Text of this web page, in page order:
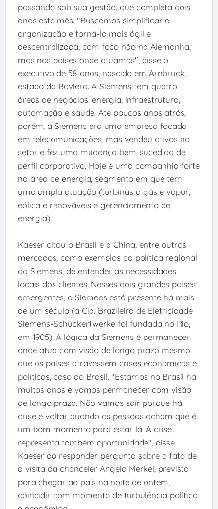
passando sob sua gestão, que completa dois
anos este mês. "Buscamos simplificar a
organização e torná-la mais ágil e
descentralizada, com foco não na Alemanha,
mas nos países onde atuamos", disse o
executivo de 58 anos, nascido em Arnbruck,
estado da Baviera. A Siemens tem quatro
áreas de negócios: energia, infraestrutura,
automação e saúde. Até poucos anos atrás,
porém, a Siemens era uma empresa focada
em telecomunicações, mas vendeu ativos no
setor e fez uma mudança bem-sucedida de
perfil corporativo. Hoje é uma companhia forte
na área de energia, segmento em que tem
uma ampla atuação (turbinas a gás e vapor,
eólica e renováveis e gerenciamento de
energia).
Kaeser citou o Brasil e a China, entre outros
mercados, como exemplos da política regional
da Siemens, de entender as necessidades
locais dos clientes. Nesses dois grandes países
emergentes, a Siemens está presente há mais
de um século (a Cia. Brazileira de Eletricidade
Siemens-Schuckertwerke foi fundada no Rio,
em 1905). A lógica da Siemens é permanecer
onde atua com visão de longo prazo mesmo
que os países atravessem crises econômicas e
políticas, caso do Brasil. "Estamos no Brasil há
muitos anos e vamos permanecer com visão
de longo prazo. Não vamos sair porque há
crise e voltar quando as pessoas acham que é
um bom momento para estar lá. A crise
representa também oportunidade", disse
Kaeser ao responder pergunta sobre o fato de
a visita da chanceler Angela Merkel, prevista
para chegar ao país na noite de ontem,
coincidir com momento de turbulência política